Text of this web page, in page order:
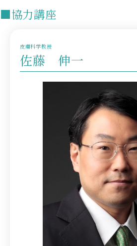
■協力講座
皮膚科学教授
佐藤 伸一